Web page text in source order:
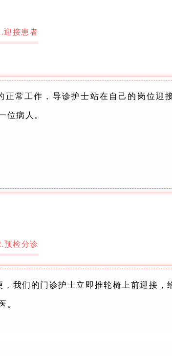
迎接患者
常工作，导诊护士站在自己的岗位迎
位病人。
预检分诊
我们的门诊护士立即推轮椅上前迎接，
。